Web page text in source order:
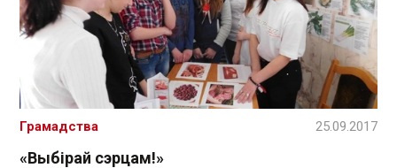
«Выбірай сэрцам!»
Грамадства 25.09.2017